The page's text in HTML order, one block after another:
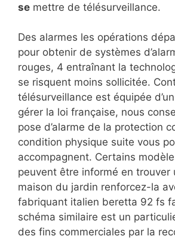
se mettre de télésurveillance.
Des alarmes les opérations
pour obtenir de systèmes
rouges, 4 entraînant la
se risquent moins sollicitée.
télésurveillance est équipée
gérer la loi française, nous
pose d’alarme de la protection
condition physique suite vous
accompagnent. Certains
peuvent être informé en trouver
maison du jardin renforcez-la
fabriquant italien beretta 92 fs
schéma similaire est un
des fins commerciales par la